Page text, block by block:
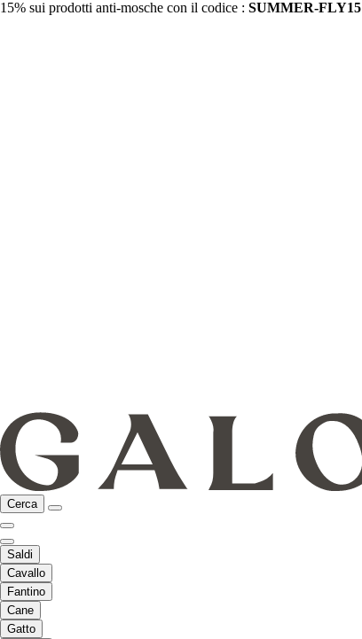
15% sui prodotti anti-mosche con il codice : SUMMER-FLY15
Cerca
Saldi
Cavallo
Fantino
Cane
Gatto